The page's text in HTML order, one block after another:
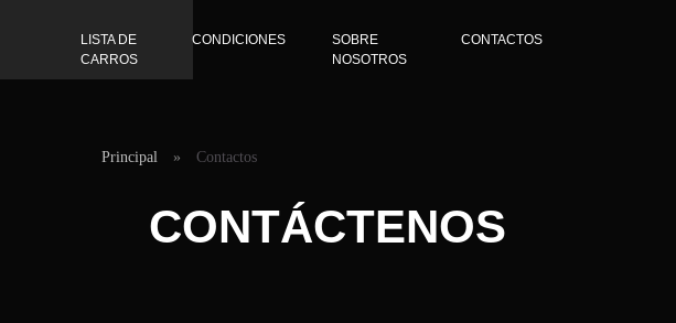
LISTA DE
CARROS
CONDICIONES
SOBRE
NOSOTROS
CONTACTOS
Principal » Contactos
CONTÁCTENOS